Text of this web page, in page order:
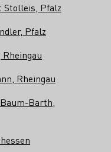
Stolleis, Pfalz
Pfalz
Rheingau
Barth,